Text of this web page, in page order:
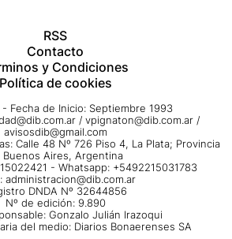
RSS
Contacto
y Condiciones
Política de cookies
Fecha de Inicio: Septiembre 1993
/ vpignaton@dib.com.ar /
avisosdib@gmail.com
Calle 48 Nº 726 Piso 4, La Plata; Provincia
Buenos Aires, Argentina
- Whatsapp: +5492215031783
administracion@dib.com.ar
DNDA Nº 32644856
Nº de edición: 9.890
Gonzalo Julián Irazoqui
del medio: Diarios Bonaerenses SA